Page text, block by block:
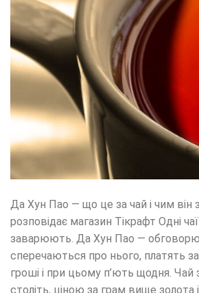
Да Хун Пао — що це за чай і чим він
розповідає магазин Тікрафт Одні
заварюють. Да Хун Пао —
сперечаються про нього, платять
гроші і при цьому п’ють щодня. Чай
століть, ціною за грам вище золота